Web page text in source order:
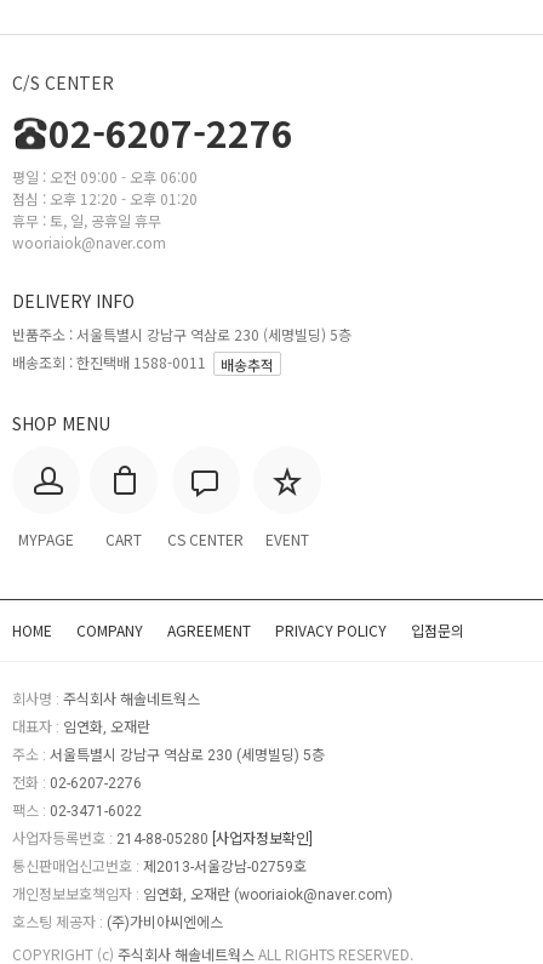
C/S CENTER
02-6207-2276
평일 : 오전 09:00 - 오후 06:00
점심 : 오후 12:20 - 오후 01:20
휴무 : 토, 일, 공휴일 휴무
wooriaiok@naver.com
SHOP MENU
MYPAGE CART CS CENTER EVENT
DELIVERY INFO
반품주소 :서울특별시 강남구 역삼로 230 (세명빌딩) 5층
배송조회 : 한진택배 1588-0011
배송추적
HOME COMPANY AGREEMENT PRIVACY POLICY 입점문의
회사명 : 주식회사 해솔네트웍스
대표자 : 임연화, 오재란
주소 : 서울특별시 강남구 역삼로 230 (세명빌딩) 5층
전화 : 02-6207-2276
팩스 : 02-3471-6022
사업자등록번호 : 214-88-05280 [사업자정보확인]
통신판매업신고번호 : 제2013-서울강남-02759호
개인정보보호책임자 : 임연화, 오재란 (wooriaiok@naver.com)
호스팅 제공자 : (주)가비아씨엔에스
COPYRIGHT (c) 주식회사 해솔네트웍스ALL RIGHTS RESERVED.